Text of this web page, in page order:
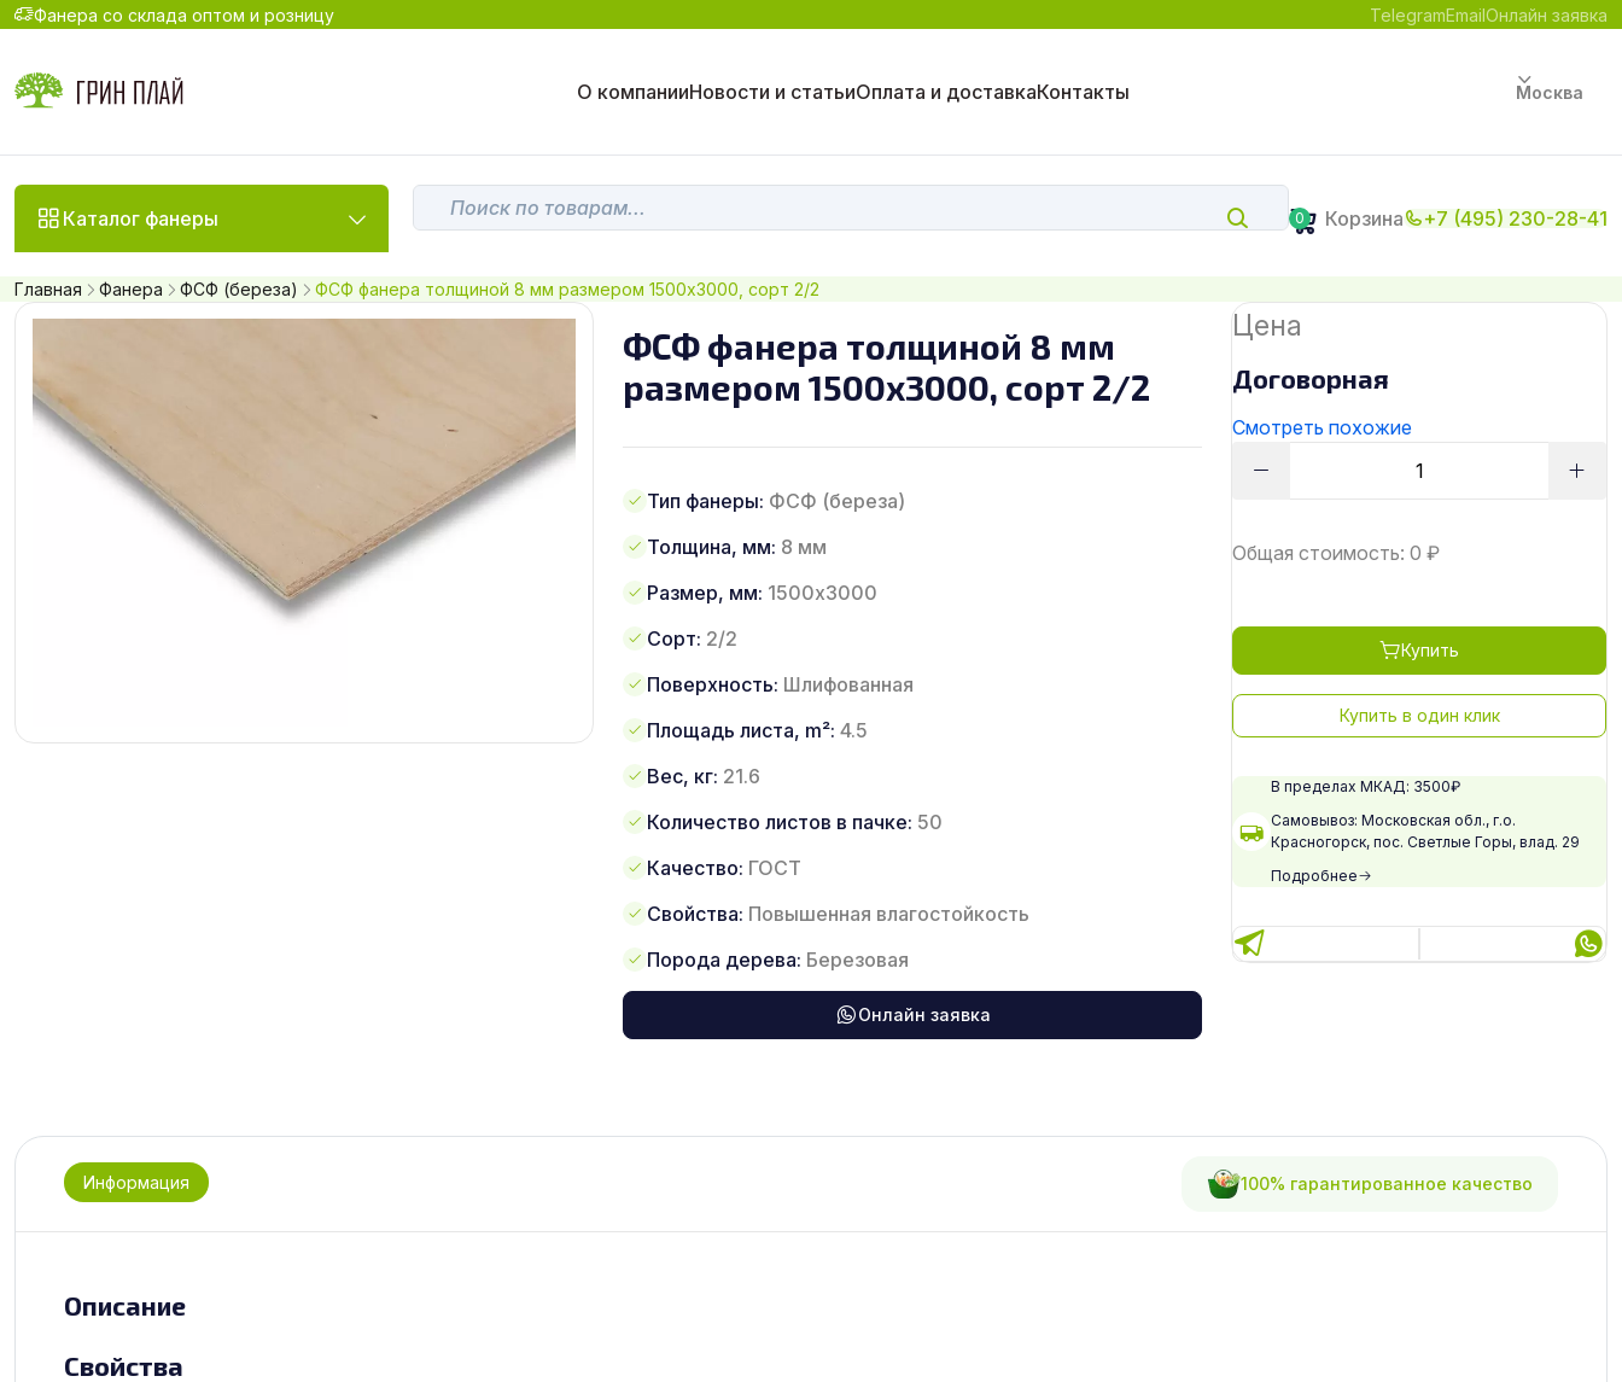
Фанера со склада оптом и розницу TelegramEmailОнлайн заявка
О компанииНовости и статьиОплата и доставкаКонтакты Москва
Каталог фанеры 0 Корзина +7 (495) 230-28-41
Главная Фанера ФСФ (береза) ФСФ фанера толщиной 8 мм размером 1500х3000, сорт 2/2
ФСФ фанера толщиной 8 мм
размером 1500х3000, сорт 2/2
Тип фанеры: ФСФ (береза)
Толщина, мм: 8 мм
Размер, мм: 1500х3000
Сорт: 2/2
Поверхность: Шлифованная
Площадь листа, m²: 4.5
Вес, кг: 21.6
Количество листов в пачке: 50
Качество: ГОСТ
Свойства: Повышенная влагостойкость
Порода дерева: Березовая
Онлайн заявка
Цена
Договорная
Смотреть похожие
Общая стоимость: 0 ₽
Купить
Купить в один клик
В пределах МКАД: 3500₽
Самовывоз: Московская обл., г.о.
Красногорск, пос. Светлые Горы, влад. 29
Подробнее
Информация 100% гарантированное качество
Описание
Свойства